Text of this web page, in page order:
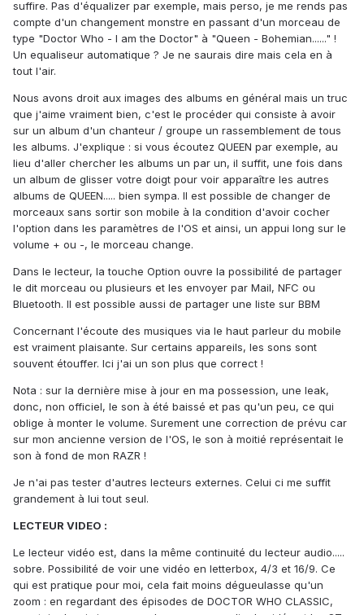
suffire. Pas d'équalizer par exemple, mais perso, je me rends pas
compte d'un changement monstre en passant d'un morceau de
type "Doctor Who - I am the Doctor" à "Queen - Bohemian......" !
Un equaliseur automatique ? Je ne saurais dire mais cela en à
tout l'air.
Nous avons droit aux images des albums en général mais un truc
que j'aime vraiment bien, c'est le procéder qui consiste à avoir
sur un album d'un chanteur / groupe un rassemblement de tous
les albums. J'explique : si vous écoutez QUEEN par exemple, au
lieu d'aller chercher les albums un par un, il suffit, une fois dans
un album de glisser votre doigt pour voir apparaître les autres
albums de QUEEN..... bien sympa. Il est possible de changer de
morceaux sans sortir son mobile à la condition d'avoir cocher
l'option dans les paramètres de l'OS et ainsi, un appui long sur le
volume + ou -, le morceau change.
Dans le lecteur, la touche Option ouvre la possibilité de partager
le dit morceau ou plusieurs et les envoyer par Mail, NFC ou
Bluetooth. Il est possible aussi de partager une liste sur BBM
Concernant l'écoute des musiques via le haut parleur du mobile
est vraiment plaisante. Sur certains appareils, les sons sont
souvent étouffer. Ici j'ai un son plus que correct !
Nota : sur la dernière mise à jour en ma possession, une leak,
donc, non officiel, le son à été baissé et pas qu'un peu, ce qui
oblige à monter le volume. Surement une correction de prévu car
sur mon ancienne version de l'OS, le son à moitié représentait le
son à fond de mon RAZR !
Je n'ai pas tester d'autres lecteurs externes. Celui ci me suffit
grandement à lui tout seul.
LECTEUR VIDEO :
Le lecteur vidéo est, dans la même continuité du lecteur audio.....
sobre. Possibilité de voir une vidéo en letterbox, 4/3 et 16/9. Ce
qui est pratique pour moi, cela fait moins dégueulasse qu'un
zoom : en regardant des épisodes de DOCTOR WHO CLASSIC,